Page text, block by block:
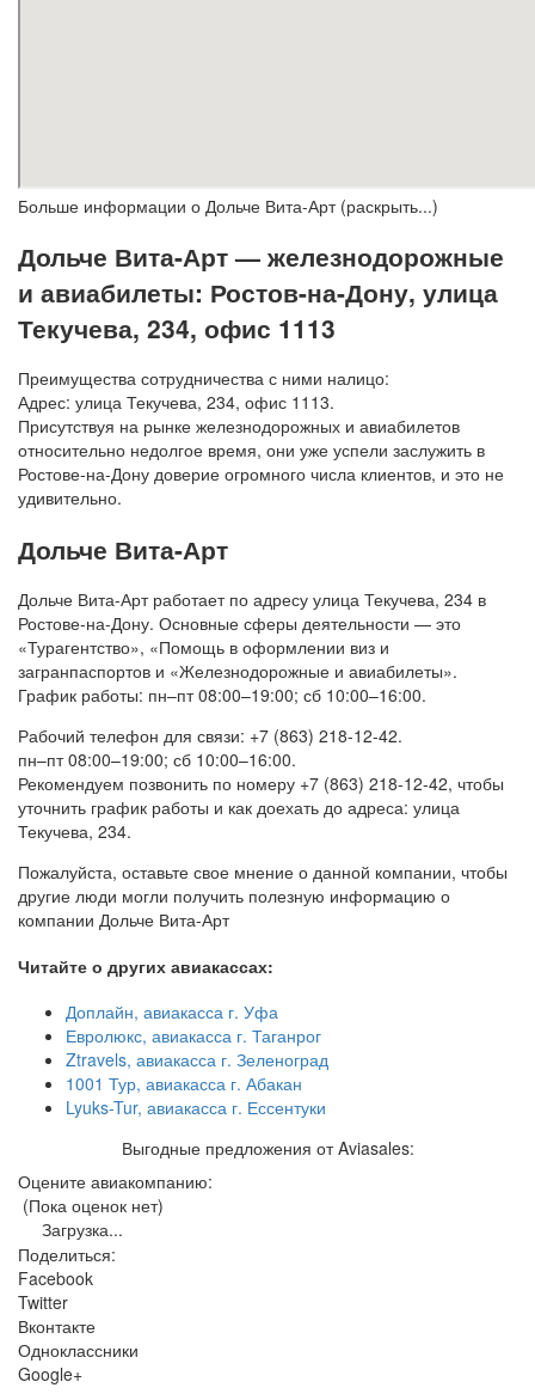
Больше информации о Дольче Вита-Арт (раскрыть...)
Дольче Вита-Арт — железнодорожные
и авиабилеты: Ростов-на-Дону, улица
Текучева, 234, офис 1113
Преимущества сотрудничества с ними налицо:
Адрес: улица Текучева, 234, офис 1113.
Присутствуя на рынке железнодорожных и авиабилетов
относительно недолгое время, они уже успели заслужить в
Ростове-на-Дону доверие огромного числа клиентов, и это не
удивительно.
Дольче Вита-Арт
Дольче Вита-Арт работает по адресу улица Текучева, 234 в
Ростове-на-Дону. Основные сферы деятельности — это
«Турагентство», «Помощь в оформлении виз и
загранпаспортов и «Железнодорожные и авиабилеты».
График работы: пн–пт 08:00–19:00; сб 10:00–16:00.
Рабочий телефон для связи: +7 (863) 218-12-42.
пн–пт 08:00–19:00; сб 10:00–16:00.
Рекомендуем позвонить по номеру +7 (863) 218-12-42, чтобы
уточнить график работы и как доехать до адреса: улица
Текучева, 234.
Пожалуйста, оставьте свое мнение о данной компании, чтобы
другие люди могли получить полезную информацию о
компании Дольче Вита-Арт
Читайте о других авиакассах:
Доплайн, авиакасса г. Уфа
Евролюкс, авиакасса г. Таганрог
Ztravels, авиакасса г. Зеленоград
1001 Тур, авиакасса г. Абакан
Lyuks-Tur, авиакасса г. Ессентуки
Выгодные предложения от Aviasales:
Оцените авиакомпанию:
(Пока оценок нет)
Загрузка...
Поделиться:
Facebook
Twitter
Вконтакте
Одноклассники
Google+